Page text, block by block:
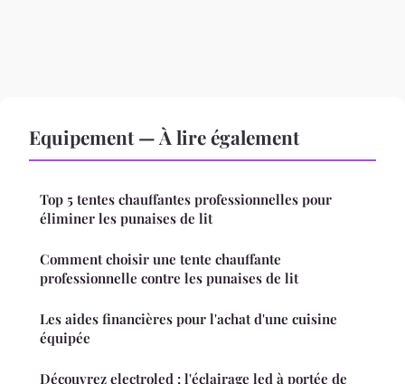
Equipement — À lire également
Top 5 tentes chauffantes professionnelles pour
éliminer les punaises de lit
Comment choisir une tente chauffante
professionnelle contre les punaises de lit
Les aides financières pour l'achat d'une cuisine
équipée
Découvrez electroled : l'éclairage led à portée de